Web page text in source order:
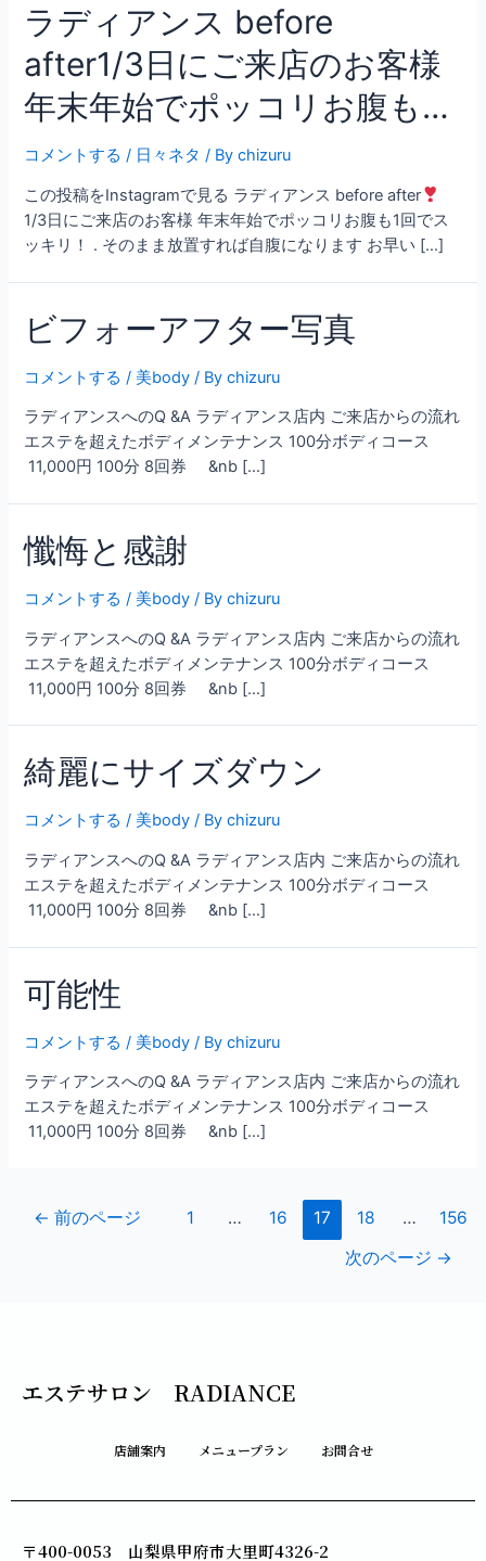
ラディアンス before
after1/3日にご来店のお客様
年末年始でポッコリお腹も…
コメントする / 日々ネタ / Bychizuru
この投稿をInstagramで見る ラディアンス before after
1/3日にご来店のお客様 年末年始でポッコリお腹も1回でス
ッキリ！ . そのまま放置すれば自腹になります お早い […]
ビフォーアフター写真
コメントする / 美body / Bychizuru
ラディアンスへのQ &A ラディアンス店内 ご来店からの流れ
エステを超えたボディメンテナンス 100分ボディコース
11,000円 100分 8回券 &nb […]
懺悔と感謝
コメントする / 美body / Bychizuru
ラディアンスへのQ &A ラディアンス店内 ご来店からの流れ
エステを超えたボディメンテナンス 100分ボディコース
11,000円 100分 8回券 &nb […]
綺麗にサイズダウン
コメントする / 美body / Bychizuru
ラディアンスへのQ &A ラディアンス店内 ご来店からの流れ
エステを超えたボディメンテナンス 100分ボディコース
11,000円 100分 8回券 &nb […]
可能性
コメントする / 美body / Bychizuru
ラディアンスへのQ &A ラディアンス店内 ご来店からの流れ
エステを超えたボディメンテナンス 100分ボディコース
11,000円 100分 8回券 &nb […]
← 前のページ 1 … 16 17 18 …
156
次のページ →
エステサロン RADIANCE
店舗案内 メニュープラン お問合せ
〒400-0053 山梨県甲府市大里町4326-2